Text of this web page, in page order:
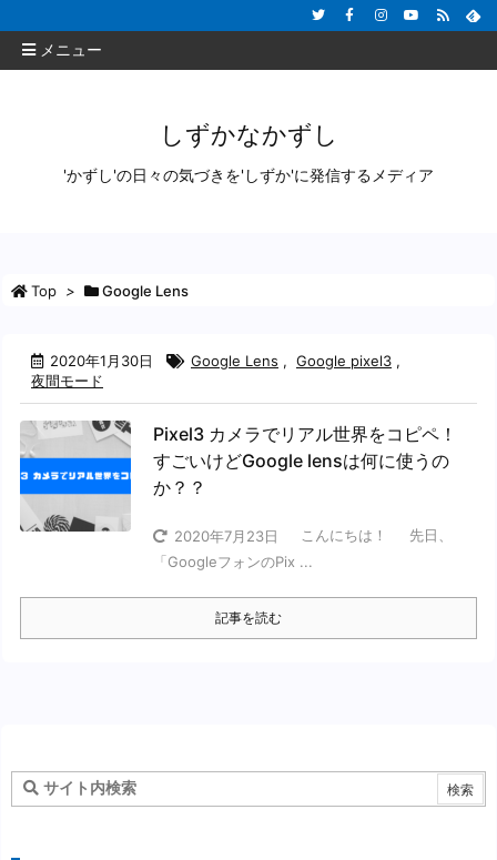
メニュー
しずかなかずし
'かずし'の日々の気づきを'しずか'に発信するメディア
Top > Google Lens
2020年1月30日 Google Lens , Google pixel3 ,
夜間モード
Pixel3 カメラでリアル世界をコピペ！
すごいけどGoogle lensは何に使うの
か？？
2020年7月23日
こんにちは！ 先日、
「GoogleフォンのPix ...
記事を読む